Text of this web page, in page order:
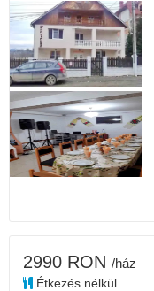
2990 RON /ház
Étkezés nélkül